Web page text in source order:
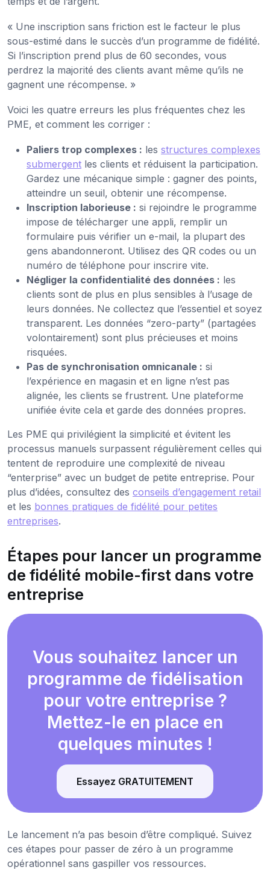
« Une inscription sans friction est le facteur le plus
sous-estimé dans le succès d’un programme de fidélité.
Si l’inscription prend plus de 60 secondes, vous
perdrez la majorité des clients avant même qu’ils ne
gagnent une récompense. »
Voici les quatre erreurs les plus fréquentes chez les
PME, et comment les corriger :
Paliers trop complexes : les structures complexes
submergent les clients et réduisent la participation.
Gardez une mécanique simple : gagner des points,
atteindre un seuil, obtenir une récompense.
Inscription laborieuse : si rejoindre le programme
impose de télécharger une appli, remplir un
formulaire puis vérifier un e-mail, la plupart des
gens abandonneront. Utilisez des QR codes ou un
numéro de téléphone pour inscrire vite.
Négliger la confidentialité des données : les
clients sont de plus en plus sensibles à l’usage de
leurs données. Ne collectez que l’essentiel et soyez
transparent. Les données “zero-party” (partagées
volontairement) sont plus précieuses et moins
risquées.
Pas de synchronisation omnicanale : si
l’expérience en magasin et en ligne n’est pas
alignée, les clients se frustrent. Une plateforme
unifiée évite cela et garde des données propres.
Les PME qui privilégient la simplicité et évitent les
processus manuels surpassent régulièrement celles qui
tentent de reproduire une complexité de niveau
“enterprise” avec un budget de petite entreprise. Pour
plus d’idées, consultez des conseils d’engagement retail
et les bonnes pratiques de fidélité pour petites
entreprises.
Étapes pour lancer un programme
de fidélité mobile-first dans votre
entreprise
Vous souhaitez lancer un
programme de fidélisation
pour votre entreprise ?
Mettez-le en place en
quelques minutes !
Essayez GRATUITEMENT
Le lancement n’a pas besoin d’être compliqué. Suivez
ces étapes pour passer de zéro à un programme
opérationnel sans gaspiller vos ressources.